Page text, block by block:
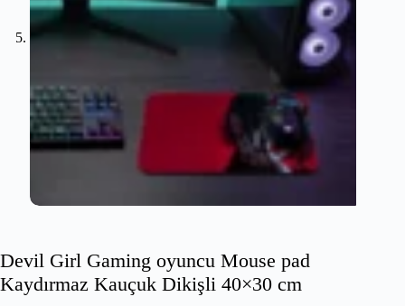
Devil Girl Gaming oyuncu Mouse pad
Kaydırmaz Kauçuk Dikişli 40×30 cm